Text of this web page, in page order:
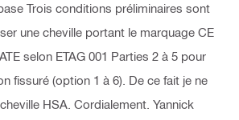
Trois conditions préliminaires sont
une cheville portant le marquage CE
selon ETAG 001 Parties 2 à 5 pour
fissuré (option 1 à 6). De ce fait je ne
HSA. Cordialement. Yannick